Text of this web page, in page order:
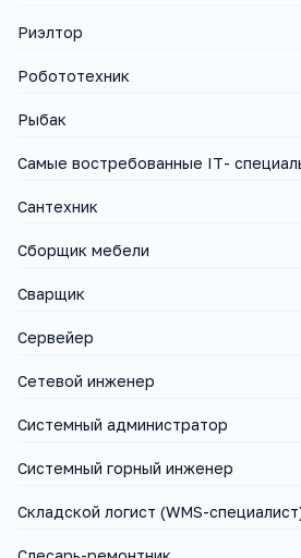
Риэлтор
Робототехник
Рыбак
Самые востребованные IT-
Сантехник
Сборщик мебели
Сварщик
Сервейер
Сетевой инженер
Системный администратор
Системный горный инженер
Складской логист (WMS-